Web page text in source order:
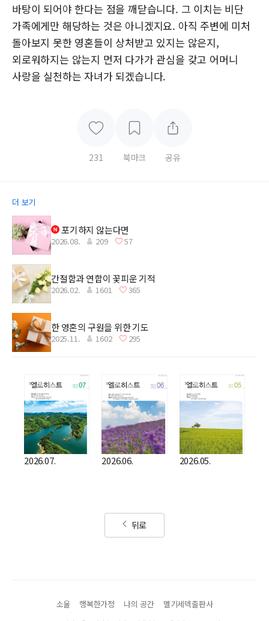
바탕이 되어야 한다는 점을 깨닫습니다. 그 이치는 비단
가족에게만 해당하는 것은 아니겠지요. 아직 주변에 미처
돌아보지 못한 영혼들이 상처받고 있지는 않은지,
외로워하지는 않는지 먼저 다가가 관심을 갖고 어머니
사랑을 실천하는 자녀가 되겠습니다.
231 북마크 공유
더 보기
포기하지 않는다면
2026.08. 209 57
간절함과 연합이 꽃피운 기적
2026.02. 1601 365
한 영혼의 구원을 위한 기도
2025.11. 1602 295
2026.07. 2026.06. 2026.05.
뒤로
소울 행복한가정 나의 공간 멜기세덱출판사